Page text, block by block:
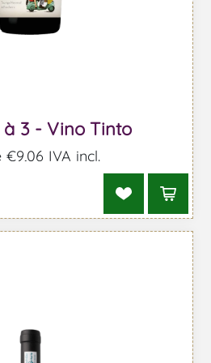
à 3 - Vino Tinto
€9,06 IVA incl.